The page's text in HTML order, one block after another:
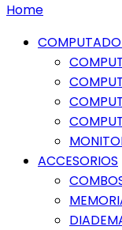
Home
ACCESORIOS